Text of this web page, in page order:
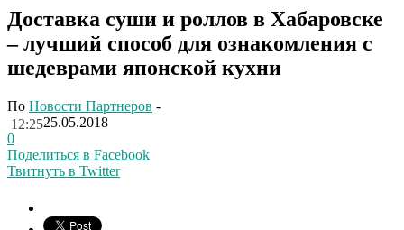
Доставка суши и роллов в Хабаровске
– лучший способ для ознакомления с
шедеврами японской кухни
По Новости Партнеров -
25.05.2018
12:25
0
Поделиться в Facebook
Твитнуть в Twitter